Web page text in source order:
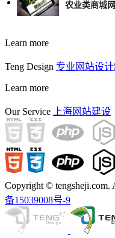
农业类商城
Learn more
Teng Design 专业网站设
Learn more
Our Service 上海网站建设
Copyright © tengsheji.com.
备15039008号-9